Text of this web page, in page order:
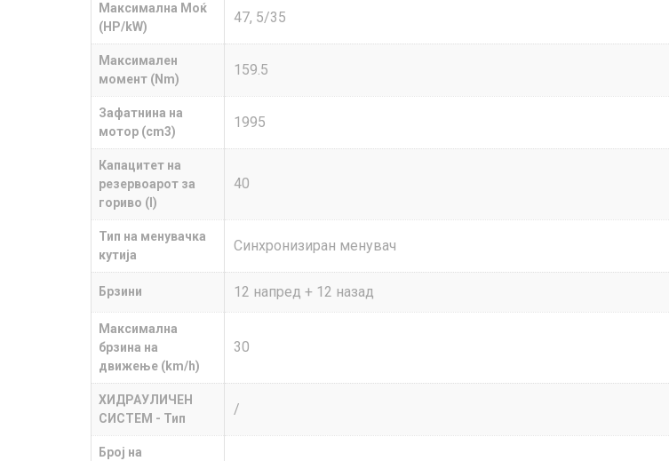
Максимална Моќ
(HP/kW)
47, 5/35
Максимален
момент (Nm)
159.5
Зафатнина на
мотор (cm3)
1995
Капацитет на
резервоарот за
гориво (l)
40
Тип на менувачка
кутија
Синхронизиран менувач
Брзини 12 напред + 12 назад
Максимална
брзина на
движење (km/h)
30
ХИДРАУЛИЧЕН
СИСТЕМ - Тип
/
Број на